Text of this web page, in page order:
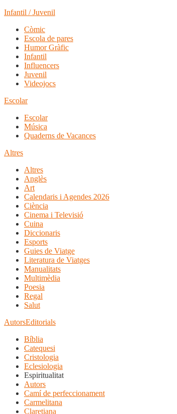
Infantil / Juvenil
Còmic
Escola de pares
Humor Gràfic
Infantil
Influencers
Juvenil
Videojocs
Escolar
Escolar
Música
Quaderns de Vacances
Altres
Altres
Anglès
Art
Calendaris i Agendes 2026
Ciència
Cinema i Televisió
Cuina
Diccionaris
Esports
Guies de Viatge
Literatura de Viatges
Manualitats
Multimèdia
Poesia
Regal
Salut
AutorsEditorials
Bíblia
Catequesi
Cristologia
Eclesiologia
Espiritualitat
Autors
Camí de perfeccionament
Carmelitana
Claretiana